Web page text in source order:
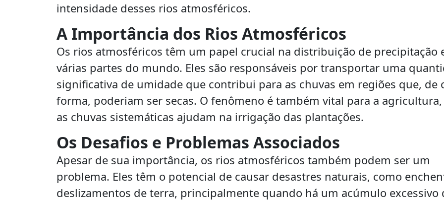
intensidade desses rios atmosféricos.
A Importância dos Rios Atmosféricos
Os rios atmosféricos têm um papel crucial na distribuição de precipitação
várias partes do mundo. Eles são responsáveis por transportar uma
significativa de umidade que contribui para as chuvas em regiões que, de
forma, poderiam ser secas. O fenômeno é também vital para a
as chuvas sistemáticas ajudam na irrigação das plantações.
Os Desafios e Problemas Associados
Apesar de sua importância, os rios atmosféricos também podem ser um
problema. Eles têm o potencial de causar desastres naturais, como
deslizamentos de terra, principalmente quando há um acúmulo excessivo